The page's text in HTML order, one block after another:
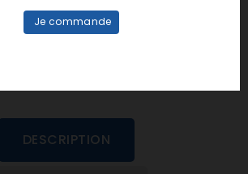
DESCRIPTION
Je commande